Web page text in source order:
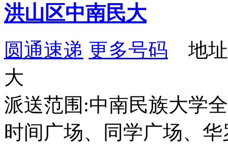
洪山区中南民大
圆通速递 更多号码 地址
大
派送范围:中南民族大学
时间广场、同学广场、